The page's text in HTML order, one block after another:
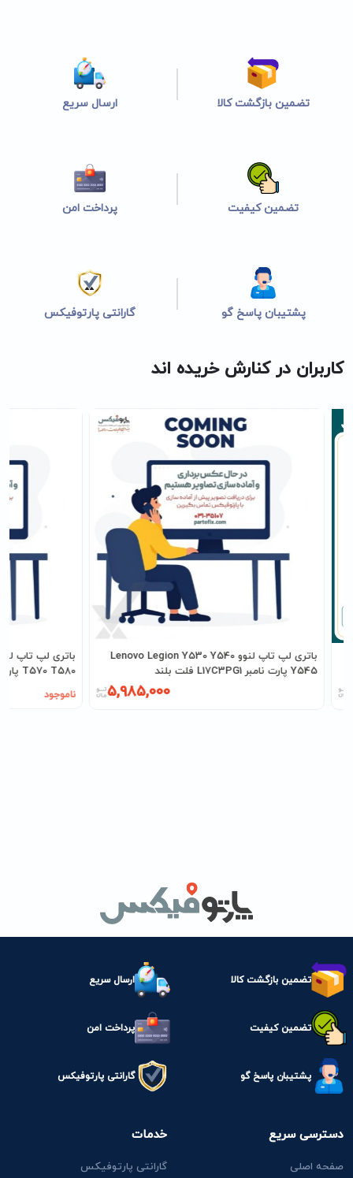
تضمین بازگشت کالا ارسال سریع
تضمین کیفیت پرداخت امن
پشتیبان پاسخ گو گارانتی پارتوفیکس
کاربران در کنارش خریده اند
باتری لپ تاپ لنوو Lenovo Legion Y530 Y540
Y545 پارت نامبر L17C3PG1 فلت بلند
5,985,000
T570 T580 پارت نامبر 01AV424
ناموجود
تضمین بازگشت کالا ارسال سریع
تضمین کیفیت پرداخت امن
پشتیبان پاسخ گو گارانتی پارتوفیکس
دسترسی سریع
صفحه اصلی
خدمات
گارانتی پارتوفیکس